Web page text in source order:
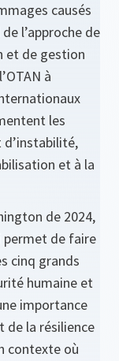
causés
l’approche de
et de gestion
à
les
et à la
de 2024,
permet de faire
cinq grands
humaine et
importance
de la résilience
contexte où